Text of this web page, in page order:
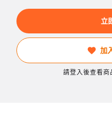
立
加
請登入後查看商